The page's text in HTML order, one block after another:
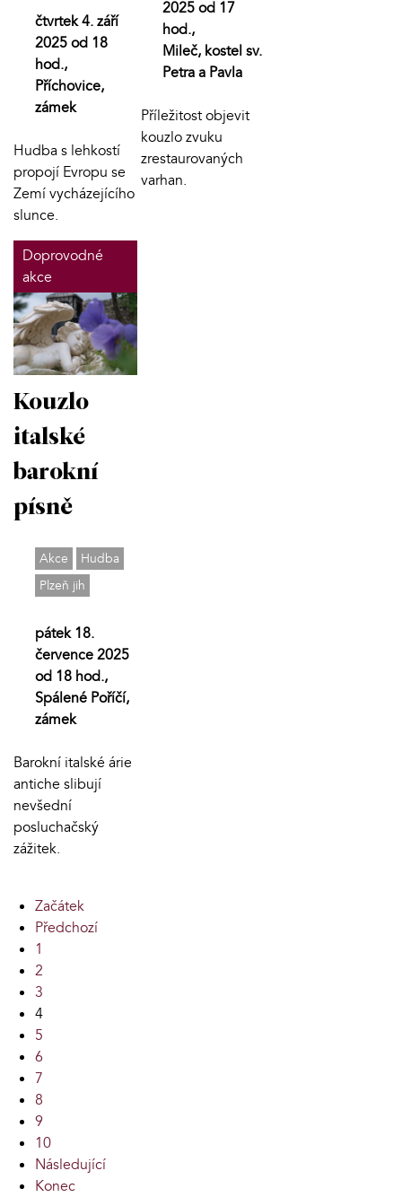
čtvrtek 4. září
2025 od 18
hod.,
Příchovice,
zámek
Hudba s lehkostí
propojí Evropu se
Zemí vycházejícího
slunce.
2025 od 17
hod.,
Mileč, kostel sv.
Petra a Pavla
Příležitost objevit
kouzlo zvuku
zrestaurovaných
varhan.
Doprovodné
akce
Kouzlo
italské
barokní
písně
Akce
Hudba
Plzeň jih
pátek 18.
července 2025
od 18 hod.,
Spálené Poříčí,
zámek
Barokní italské árie
antiche slibují
nevšední
posluchačský
zážitek.
Začátek
Předchozí
1
2
3
4
5
6
7
8
9
10
Následující
Konec